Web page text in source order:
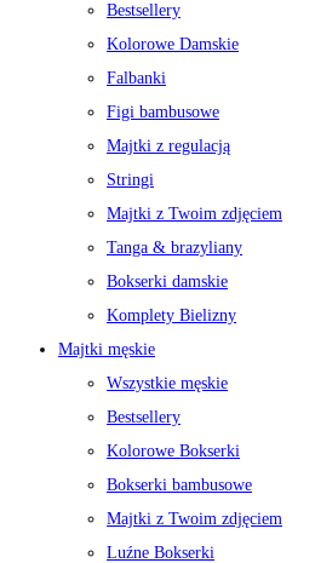
Bestsellery
Kolorowe Damskie
Falbanki
Figi bambusowe
Majtki z regulacją
Stringi
Majtki z Twoim zdjęciem
Tanga & brazyliany
Bokserki damskie
Komplety Bielizny
Majtki męskie
Wszystkie męskie
Bestsellery
Kolorowe Bokserki
Bokserki bambusowe
Majtki z Twoim zdjęciem
Luźne Bokserki